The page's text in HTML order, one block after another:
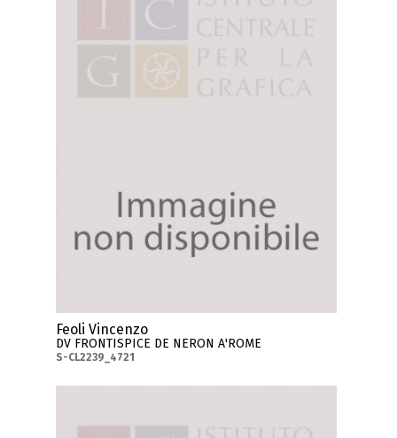
Feoli Vincenzo
DV FRONTISPICE DE NERON A'ROME
S-CL2239_4721